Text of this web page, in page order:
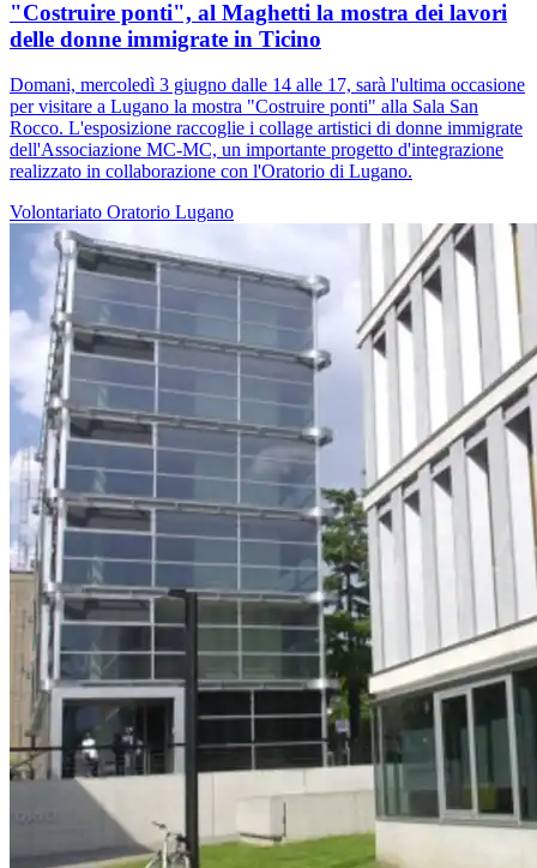
"Costruire ponti", al Maghetti la mostra dei lavori
delle donne immigrate in Ticino
Domani, mercoledì 3 giugno dalle 14 alle 17, sarà l'ultima occasione
per visitare a Lugano la mostra "Costruire ponti" alla Sala San
Rocco. L'esposizione raccoglie i collage artistici di donne immigrate
dell'Associazione MC-MC, un importante progetto d'integrazione
realizzato in collaborazione con l'Oratorio di Lugano.
Volontariato Oratorio Lugano